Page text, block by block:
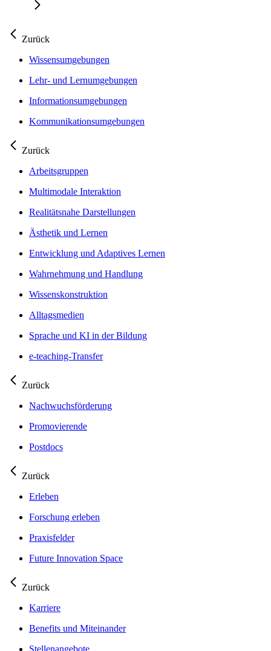
Zurück
Wissensumgebungen
Lehr- und Lernumgebungen
Informationsumgebungen
Kommunikationsumgebungen
Zurück
Arbeitsgruppen
Multimodale Interaktion
Realitätsnahe Darstellungen
Ästhetik und Lernen
Entwicklung und Adaptives Lernen
Wahrnehmung und Handlung
Wissenskonstruktion
Alltagsmedien
Sprache und KI in der Bildung
e-teaching-Transfer
Zurück
Nachwuchsförderung
Promovierende
Postdocs
Zurück
Erleben
Forschung erleben
Praxisfelder
Future Innovation Space
Zurück
Karriere
Benefits und Miteinander
Stellenangebote